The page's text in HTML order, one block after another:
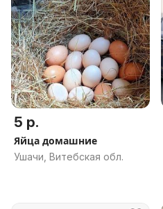
5 р.
Яйца домашние
Ушачи, Витебская обл.